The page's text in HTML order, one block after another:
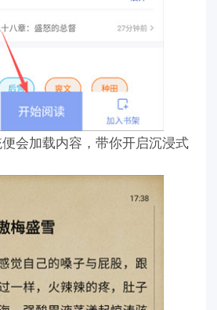
会加载内容，带你开启沉浸式